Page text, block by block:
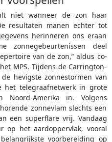
niet wanneer de zon haar
resultaten manen echter tot
herinneren ons eraan
zonnegebeurtenissen deel
van de zon,” aldus co-
MPS. Tijdens de Carrington-
hevigste zonnestormen van
het telegraafnetwerk in grote
Noord-Amerika in. Volgens
zonnevlam slechts een
een superflare vrij. Vandaag
op het aardoppervlak, vooral
voorbereiding op